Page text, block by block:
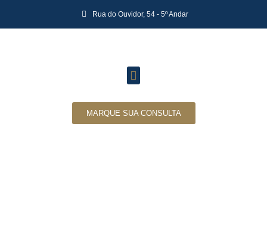
Rua do Ouvidor, 54 - 5º Andar
MARQUE SUA CONSULTA